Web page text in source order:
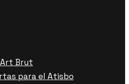
Brut
para el Atisbo